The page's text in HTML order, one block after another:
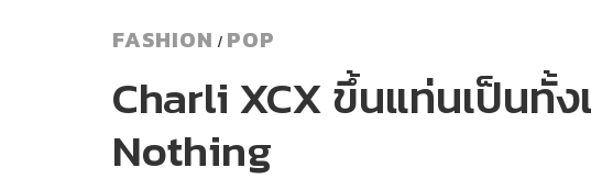
FASHION / POP
Charli XCX ขึ้นแท่นเป็นทั้
Nothing